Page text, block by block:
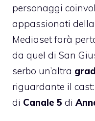
personaggi
appassionati
Mediaset farà
da quel di San
serbo un’altra
riguardante il
di Canale 5 di